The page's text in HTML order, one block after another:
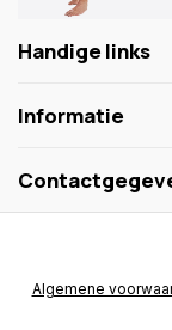
Handige links
Informatie
Algemene